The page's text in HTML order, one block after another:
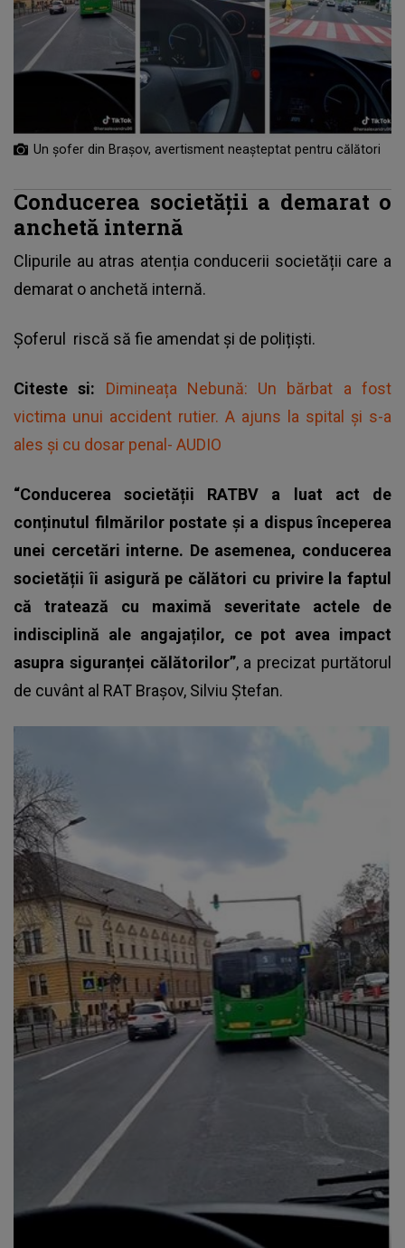
Un șofer din Brașov, avertisment neașteptat pentru călători
Conducerea societății a demarat o
anchetă internă
Clipurile au atras atenția conducerii societății care a
demarat o anchetă internă.
Șoferul riscă să fie amendat și de polițiști.
Citeste si: Dimineața Nebună: Un bărbat a fost
victima unui accident rutier. A ajuns la spital și s-a
ales și cu dosar penal- AUDIO
“Conducerea societății RATBV a luat act de
conținutul filmărilor postate și a dispus începerea
unei cercetări interne. De asemenea, conducerea
societății îi asigură pe călători cu privire la faptul
că tratează cu maximă severitate actele de
indisciplină ale angajaților, ce pot avea impact
asupra siguranței călătorilor”, a precizat purtătorul
de cuvânt al RAT Brașov, Silviu Ștefan.